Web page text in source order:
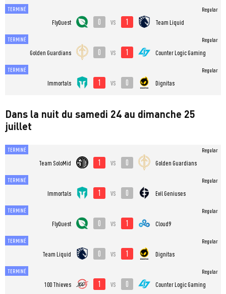
TERMINÉ
FlyQuest 0 vs 1 Team Liquid
Regular
TERMINÉ
Golden Guardians 0 vs 1 Counter Logic Gaming
Regular
TERMINÉ
Immortals 1 vs 0 Dignitas
Regular
Dans la nuit du samedi 24 au dimanche 25
juillet
TERMINÉ
Team SoloMid 1 vs 0 Golden Guardians
Regular
TERMINÉ
Immortals 1 vs 0 Evil Geniuses
Regular
TERMINÉ
FlyQuest 0 vs 1 Cloud9
Regular
TERMINÉ
Team Liquid 0 vs 1 Dignitas
Regular
TERMINÉ
100 Thieves 1 vs 0 Counter Logic Gaming
Regular